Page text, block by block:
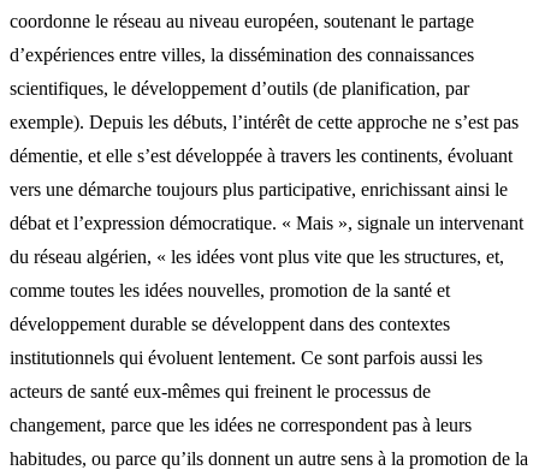
coordonne le réseau au niveau européen, soutenant le partage
d’expériences entre villes, la dissémination des connaissances
scientifiques, le développement d’outils (de planification, par
exemple). Depuis les débuts, l’intérêt de cette approche ne s’est pas
démentie, et elle s’est développée à travers les continents, évoluant
vers une démarche toujours plus participative, enrichissant ainsi le
débat et l’expression démocratique. « Mais », signale un intervenant
du réseau algérien, « les idées vont plus vite que les structures, et,
comme toutes les idées nouvelles, promotion de la santé et
développement durable se développent dans des contextes
institutionnels qui évoluent lentement. Ce sont parfois aussi les
acteurs de santé eux-mêmes qui freinent le processus de
changement, parce que les idées ne correspondent pas à leurs
habitudes, ou parce qu’ils donnent un autre sens à la promotion de la